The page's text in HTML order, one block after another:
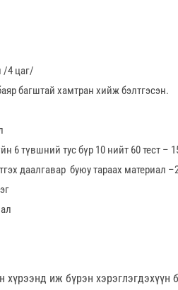
/4 цаг/
багштай хамтран хийж бэлтгэсэн.
6 түвшний тус бүр 10 нийт 60 тест –
даалгавар буюу тараах материал
хүрээнд иж бүрэн хэрэглэгдэхүүн